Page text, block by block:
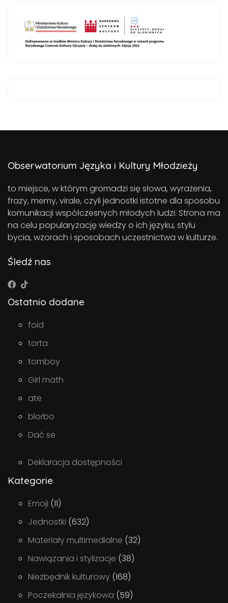
Obserwatorium Języka i Kultury Młodzieży
to miejsce, w którym gromadzi się słowa, wyrażenia,
frazy, memy, virale, czyli jednostki istotne dla sposobu
komunikacji współczesnych młodych ludzi. Strona ma
na celu popularyzację wiedzy o ich języku, stylu
bycia, wzorach i sposobach uczestnictwa w kulturze.
Śledź nas
Ostatnio dodane
foid
torta
tomboy
Girl math
ate
blorbo
Dać se
Deklaracja dostępności
Kategorie
Emoji (11)
Jednostki (632)
Materiały multimedialne (32)
Nawiązania i stylizacje (38)
Niezbędnik kulturowy (168)
Poczekalnia językowa (59)